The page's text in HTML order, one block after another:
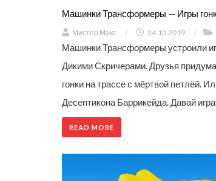
Машинки Трансформеры — Игры
Мистер Макс / 24.10.2019 /
Машинки Трансформеры устроили
Дикими Скричерами. Друзья
гонки на трассе с мёртвой петлёй.
Десептикона Баррикейда. Давай
READ MORE